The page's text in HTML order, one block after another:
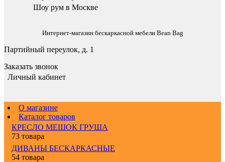
Шоу рум в Москве
Интернет-магазин бескаркасной мебели Bean Bag
Партийный переулок, д. 1
Заказать звонок
Личный кабинет
О магазине
Каталог товаров
КРЕСЛО МЕШОК ГРУША
73 товара
ДИВАНЫ БЕСКАРКАСНЫЕ
54 товара